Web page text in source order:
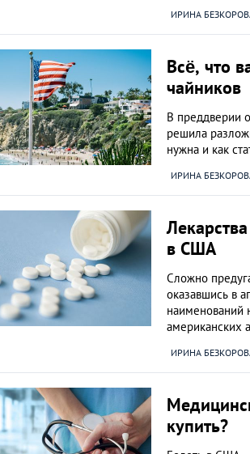
Словакия
Словения
США
Таиланд
Украина
Франция
Черногория
Другие
ИРИНА
Всё, что
чайников
В преддверии
решила
нужна и как
ИРИНА
в США
Сложно
оказавшись в
наименований
американских
ИРИНА
купить?